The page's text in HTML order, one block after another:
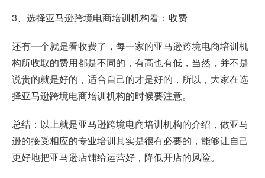
3、选择亚马逊跨境电商培训机构看：收费
还有一个就是看收费了，每一家的亚马逊跨境电商培训机
构所收取的费用都是不同的，有高也有低，当然，并不是
说贵的就是好的，适合自己的才是好的，所以，大家在选
择亚马逊跨境电商培训机构的时候要注意。
总结：以上就是亚马逊跨境电商培训机构的介绍，做亚马
逊的接受相应的专业培训其实是很有必要的，能够让自己
更好地把亚马逊店铺给运营好，降低开店的风险。